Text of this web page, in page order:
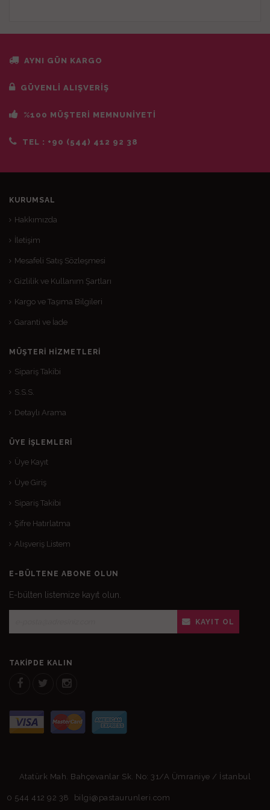
AYNI GÜN KARGO
GÜVENLİ ALIŞVERİŞ
%100 MÜŞTERİ MEMNUNİYETİ
TEL : +90 (544) 412 92 38
KURUMSAL
Hakkımızda
İletişim
Mesafeli Satış Sözleşmesi
Gizlilik ve Kullanım Şartları
Kargo ve Taşıma Bilgileri
Garanti ve İade
MÜŞTERI HIZMETLERI
Sipariş Takibi
S.S.S.
Detaylı Arama
ÜYE İŞLEMLERI
Üye Kayıt
Üye Giriş
Sipariş Takibi
Şifre Hatırlatma
Alışveriş Listem
E-BÜLTENE ABONE OLUN
E-bülten listemize kayıt olun.
KAYIT OL
TAKIPDE KALIN
Atatürk Mah. Bahçevanlar Sk. No: 31/A Ümraniye / İstanbul
0 544 412 92 38 bilgi@pastaurunleri.com